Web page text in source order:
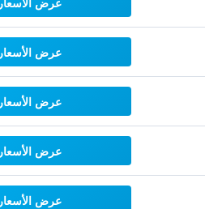
عرض الأسعار
عرض الأسعار
عرض الأسعار
عرض الأسعار